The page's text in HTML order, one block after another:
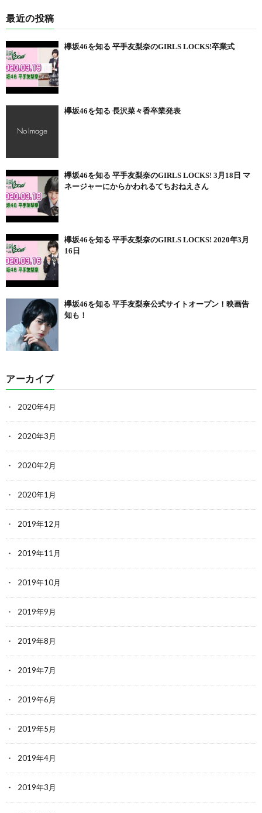
最近の投稿
欅坂46を知る 平手友梨奈のGIRLS LOCKS!卒業式
欅坂46を知る 長沢菜々香卒業発表
欅坂46を知る 平手友梨奈のGIRLS LOCKS! 3月18日 マ
ネージャーにからかわれるてちおねえさん
欅坂46を知る 平手友梨奈のGIRLS LOCKS! 2020年3月
16日
欅坂46を知る 平手友梨奈公式サイトオープン！映画告
知も！
アーカイブ
2020年4月
2020年3月
2020年2月
2020年1月
2019年12月
2019年11月
2019年10月
2019年9月
2019年8月
2019年7月
2019年6月
2019年5月
2019年4月
2019年3月